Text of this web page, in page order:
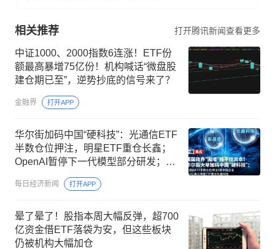
相关推荐 打开腾讯新闻查看更多
中证1000、2000指数6连涨！ETF份
额最高暴增75亿份！机构喊话“微盘股
建仓期已至”，逆势抄底的信号来了？
金融界 打开APP
华尔街加码中国“硬科技”：光通信ETF
半数仓位押注，明星ETF重仓长鑫；
OpenAI暂停下一代模型部分研发；美
联储9月加息概率降至44%，金价涨破
4300美元 | 一周国际财经
每日经济新闻 打开APP
晕了晕了！股指本周大幅反弹，超700
亿资金借ETF落袋为安，但这些板块
仍被机构大幅加仓